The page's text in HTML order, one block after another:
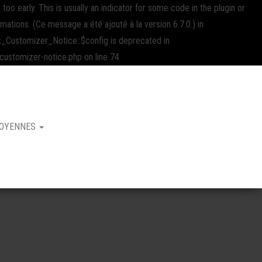
early. This is usually an indicator for some code in the plugin or
(Ce message a été ajouté à la version 6.7.0.) in
is deprecated in
notice.php on line 74